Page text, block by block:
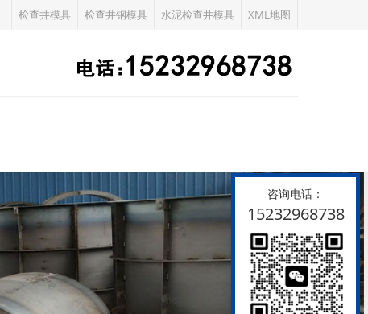
检查井模具 检查井钢模具 水泥检查井模具 XML地图
咨询电话：
15232968738